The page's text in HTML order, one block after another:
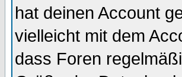
hat deinen Account
vielleicht mit dem
dass Foren